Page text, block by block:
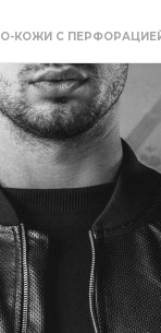
КОЖИ С ПЕРФОРАЦИЕЙ